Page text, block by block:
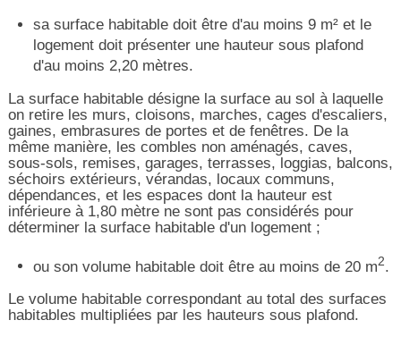
sa surface habitable doit être d'au moins 9 m² et le
logement doit présenter une hauteur sous plafond
d'au moins 2,20 mètres.
La surface habitable désigne la surface au sol à laquelle
on retire les murs, cloisons, marches, cages d'escaliers,
gaines, embrasures de portes et de fenêtres. De la
même manière, les combles non aménagés, caves,
sous-sols, remises, garages, terrasses, loggias, balcons,
séchoirs extérieurs, vérandas, locaux communs,
dépendances, et les espaces dont la hauteur est
inférieure à 1,80 mètre ne sont pas considérés pour
déterminer la surface habitable d'un logement ;
ou son volume habitable doit être au moins de 20 m2.
Le volume habitable correspondant au total des surfaces
habitables multipliées par les hauteurs sous plafond.